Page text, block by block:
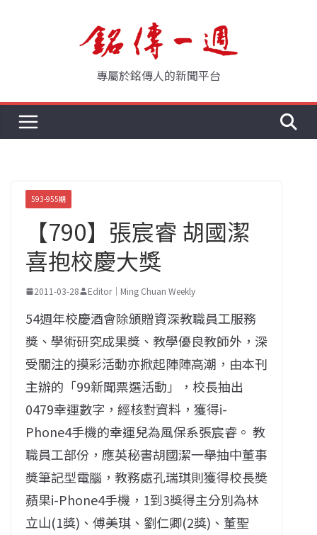
專屬於銘傳人的新聞平台
593-955期
【790】張宸睿 胡國潔
喜抱校慶大獎
2011-03-28 Editor｜Ming Chuan Weekly
54週年校慶酒會除頒贈資深教職員工服務
獎、學術研究成果獎、教學優良教師外，深
受關注的摸彩活動亦掀起陣陣高潮，由本刊
主辦的「99新聞票選活動」，校長抽出
0479幸運數字，經核對資料，獲得i-
Phone4手機的幸運兒為風保系張宸睿。 教
職員工部份，應英秘書胡國潔一舉抽中董事
獎筆記型電腦，教務處孔瑞琪則獲得校長奬
蘋果i-Phone4手機，1到3獎得主分別為林
立山(1獎)、傅美琪、劉仁卿(2獎)、董聖